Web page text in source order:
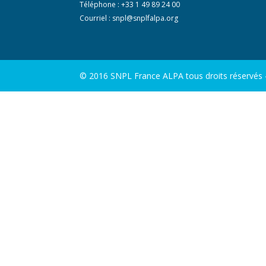
Téléphone : +33 1 49 89 24 00
Courriel : snpl@snplfalpa.org
© 2016 SNPL France ALPA tous droits réservés